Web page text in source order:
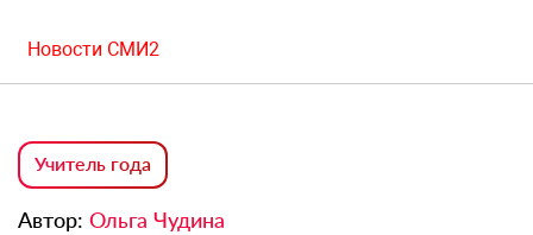
Новости СМИ2
Учитель года
Автор: Ольга Чудина